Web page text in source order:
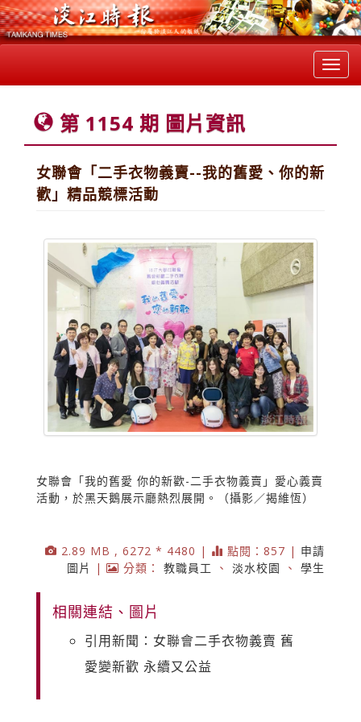
第 1154 期 圖片資訊
女聯會「二手衣物義賣--我的舊愛、你的新
歡」精品競標活動
女聯會「我的舊愛 你的新歡-二手衣物義賣」愛心義賣
活動，於黑天鵝展示廳熱烈展開。（攝影／揭維恆）
2.89 MB , 6272 * 4480 | 點閱：857 | 申請
圖片
| 分類： 教職員工 、 淡水校園 、 學生
相關連結、圖片
引用新聞：女聯會二手衣物義賣 舊
愛變新歡 永續又公益